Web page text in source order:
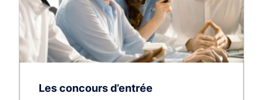
Les concours d’entrée